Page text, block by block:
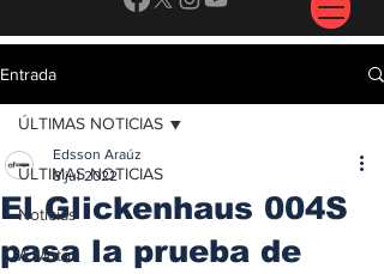
Entrada
ÚLTIMAS NOTICIAS
Noticias
A Motor
ÚLTIMAS NOTICIAS
El Glickenhaus 004S
pasa la prueba de
Edsson Araúz
8 jul 2022